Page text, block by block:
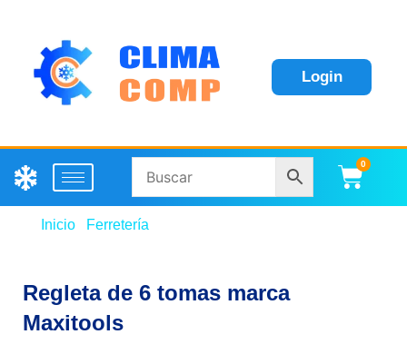
Login
0
Inicio Ferretería
Regleta de 6 tomas marca
Maxitools